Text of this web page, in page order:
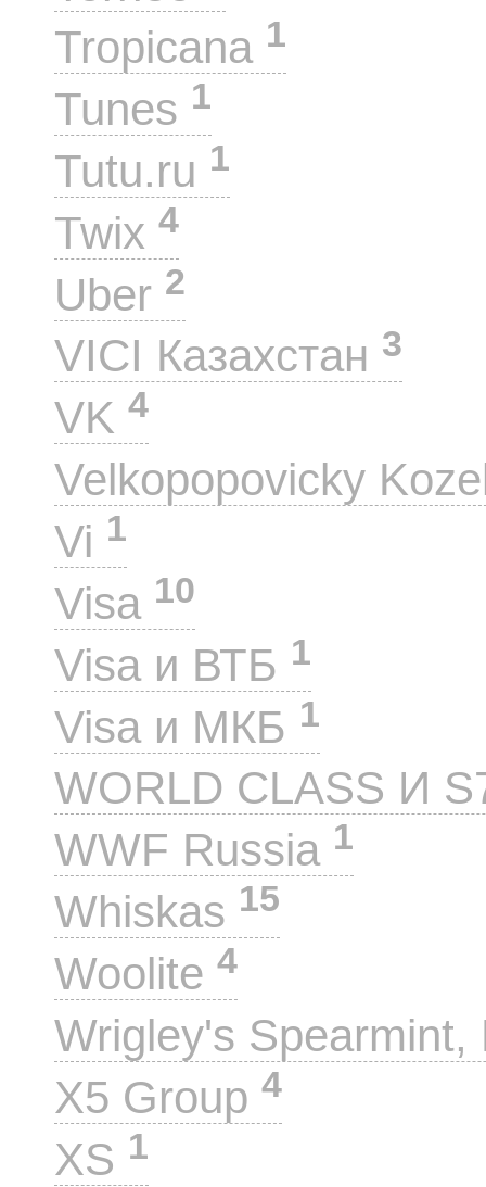
Tropicana 1
Tunes 1
Tutu.ru 1
Twix 4
Uber 2
VICI Казахстан 3
VK 4
Velkopopovicky
Vi 1
Visa 10
Visa и ВТБ 1
Visa и МКБ 1
WORLD CLASS И
WWF Russia 1
Whiskas 15
Woolite 4
Wrigley's
X5 Group 4
XS 1